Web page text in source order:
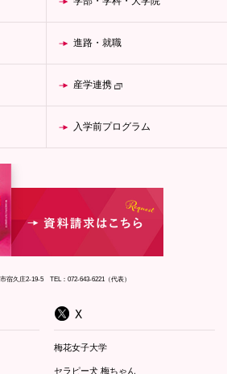
進路・就職
産学連携
入学前プログラム
宿久庄2-19-5 TEL：072-643-6221（代表）
梅花女子大学
セラピー犬 梅ちゃん